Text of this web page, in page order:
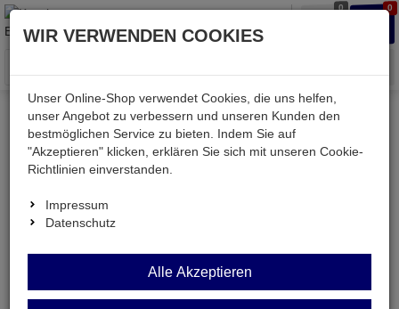
0 0
Menü
Weiter einkaufen Kessler electronic
Bauteile aktiv
TA8200AH
TA8200AH
Japan-IC
WIR VERWENDEN COOKIES
Unser Online-Shop verwendet Cookies, die uns helfen,
unser Angebot zu verbessern und unseren Kunden den
bestmöglichen Service zu bieten. Indem Sie auf
"Akzeptieren" klicken, erklären Sie sich mit unseren Cookie-
Richtlinien einverstanden.
Impressum
Datenschutz
Alle Akzeptieren